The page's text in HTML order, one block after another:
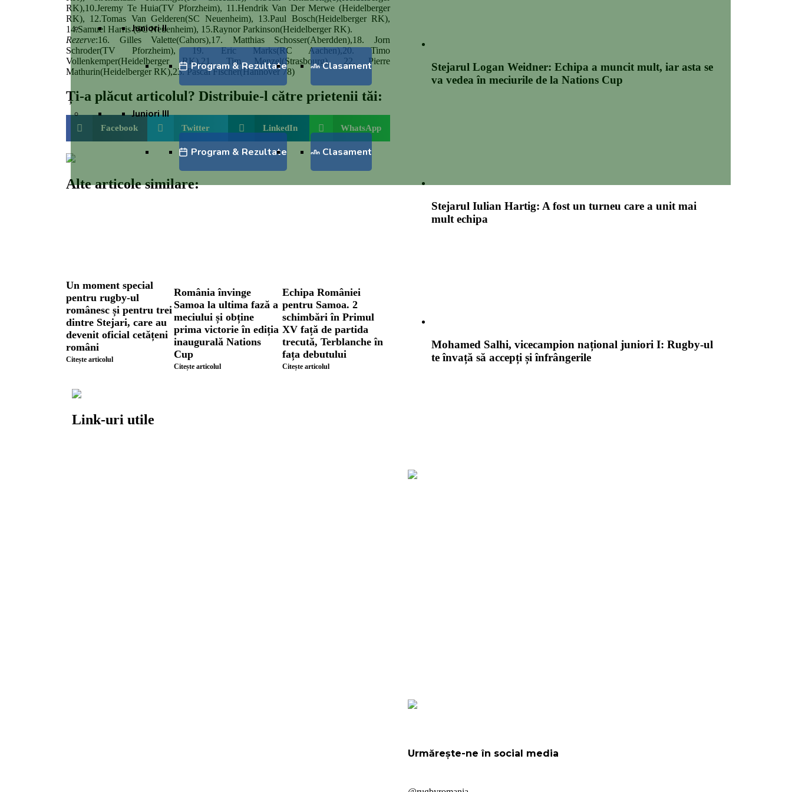
Juniori II
Program & Rezultate Clasament
Juniori III
Program & Rezultate Clasament
RK),10.Jeremy Te Huia(TV Pforzheim), 11.Hendrik Van Der Merwe (Heidelberger
RK), 12.Tomas Van Gelderen(SC Neuenheim), 13.Paul Bosch(Heidelberger RK),
14.Samuel Harris (SC Neuenheim), 15.Raynor Parkinson(Heidelberger RK).
Rezerve:16. Gilles Valette(Cahors),17. Matthias Schosser(Aberdden),18. Jorn
Schroder(TV Pforzheim), 19. Eric Marks(RC Aachen),20. Timo
Vollenkemper(Heidelberger RK),21. Tim Menzel(Strasbourg), 22. Pierre
Mathurin(Heidelberger RK),23. Pascal Fischer(Hannover 78)
Ți-a plăcut articolul? Distribuie-l către prietenii tăi:
Facebook Twitter LinkedIn WhatsApp
Alte articole similare:
Un moment special
pentru rugby-ul
românesc și pentru trei
dintre Stejari, care au
devenit oficial cetățeni
români
Citește articolul
România învinge
Samoa la ultima fază a
meciului și obține
prima victorie în ediția
inaugurală Nations
Cup
Citește articolul
Echipa României
pentru Samoa. 2
schimbări în Primul
XV față de partida
trecută, Terblanche în
fața debutului
Citește articolul
Link-uri utile
Stejarul Logan Weidner: Echipa a muncit mult, iar asta se
va vedea în meciurile de la Nations Cup
Stejarul Iulian Hartig: A fost un turneu care a unit mai
mult echipa
Mohamed Salhi, vicecampion național juniori I: Rugby-ul
te învață să accepți și înfrângerile
Urmărește-ne în social media